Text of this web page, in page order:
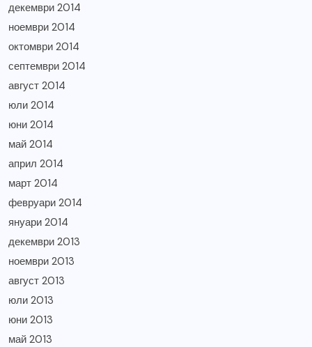
декември 2014
ноември 2014
октомври 2014
септември 2014
август 2014
юли 2014
юни 2014
май 2014
април 2014
март 2014
февруари 2014
януари 2014
декември 2013
ноември 2013
август 2013
юли 2013
юни 2013
май 2013